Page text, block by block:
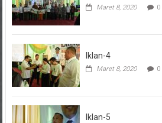
Maret 8, 2020 0
Iklan-4
Maret 8, 2020 0
Iklan-5